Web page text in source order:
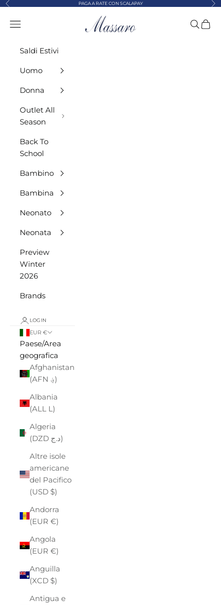
Vai al contenuto
Precedente PAGA A RATE CON SCALAPAY
MASSARO ABBIGLIAMENTO
Menù Cerca
Saldi Estivi
Uomo
Donna
Outlet All
Season
Back To
School
Bambino
Bambina
Neonato
Neonata
Preview
Winter
2026
Brands
LOGIN
EUR €
Paese/Area
geografica
Afghanistan
(AFN ؋)
Albania
(ALL L)
Algeria
(DZD د.ج)
Altre isole
americane
del Pacifico
(USD $)
Andorra
(EUR €)
Angola
(EUR €)
Anguilla
(XCD $)
Antigua e